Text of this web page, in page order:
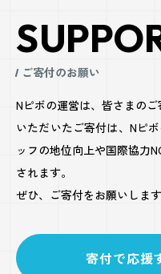
ご寄付のお願い
Nピボの運営は、皆さまのご
いただいたご寄付は、Nピ
ッフの地位向上や国際協力
されます。
ぜひ、ご寄付をお願いします
寄付で応援